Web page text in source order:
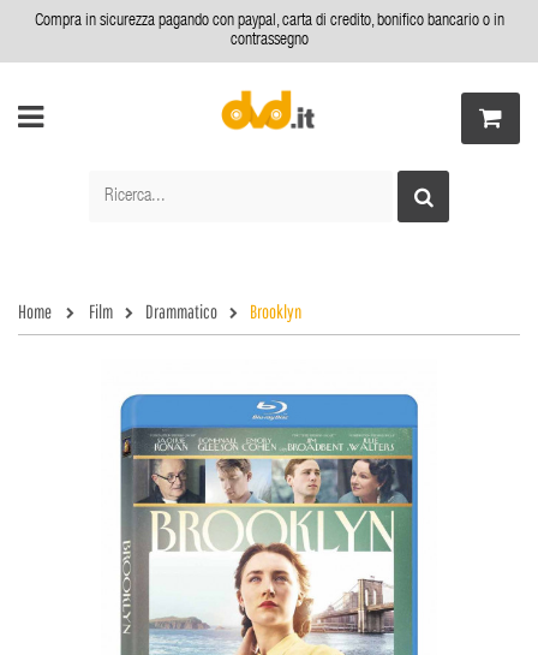
Compra in sicurezza pagando con paypal, carta di credito, bonifico bancario o in
contrassegno
Home Film Drammatico Brooklyn